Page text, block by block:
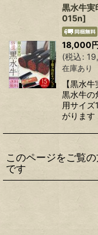
黒水牛実
015n]
18,000
(税込:
在庫あり
【黒水
黒水牛の
用サイ
がります
このページをご覧
です